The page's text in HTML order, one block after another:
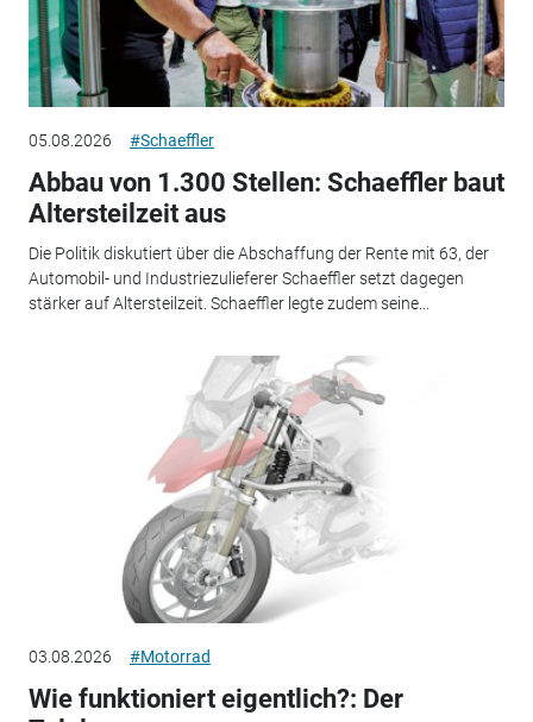
05.08.2026 #Schaeffler
Abbau von 1.300 Stellen: Schaeffler baut
Altersteilzeit aus
Die Politik diskutiert über die Abschaffung der Rente mit 63, der
Automobil- und Industriezulieferer Schaeffler setzt dagegen
stärker auf Altersteilzeit. Schaeffler legte zudem seine...
03.08.2026 #Motorrad
Wie funktioniert eigentlich?: Der